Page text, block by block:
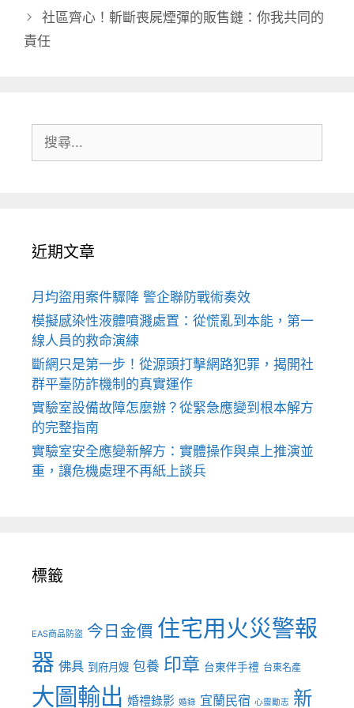
社區齊心！斬斷喪屍煙彈的販售鏈：你我共同的
責任
尋:
近期文章
月均盜用案件驟降 警企聯防戰術奏效
模擬感染性液體噴濺處置：從慌亂到本能，第一
線人員的救命演練
斷網只是第一步！從源頭打擊網路犯罪，揭開社
群平臺防詐機制的真實運作
實驗室設備故障怎麼辦？從緊急應變到根本解方
的完整指南
實驗室安全應變新解方：實體操作與桌上推演並
重，讓危機處理不再紙上談兵
標籤
EAS商品防盜 今日金價 住宅用火災警報
器 佛具 到府月嫂 包養 印章 台東伴手禮 台東名產
大圖輸出 婚禮錄影 婚錄 宜蘭民宿 心靈勵志 新